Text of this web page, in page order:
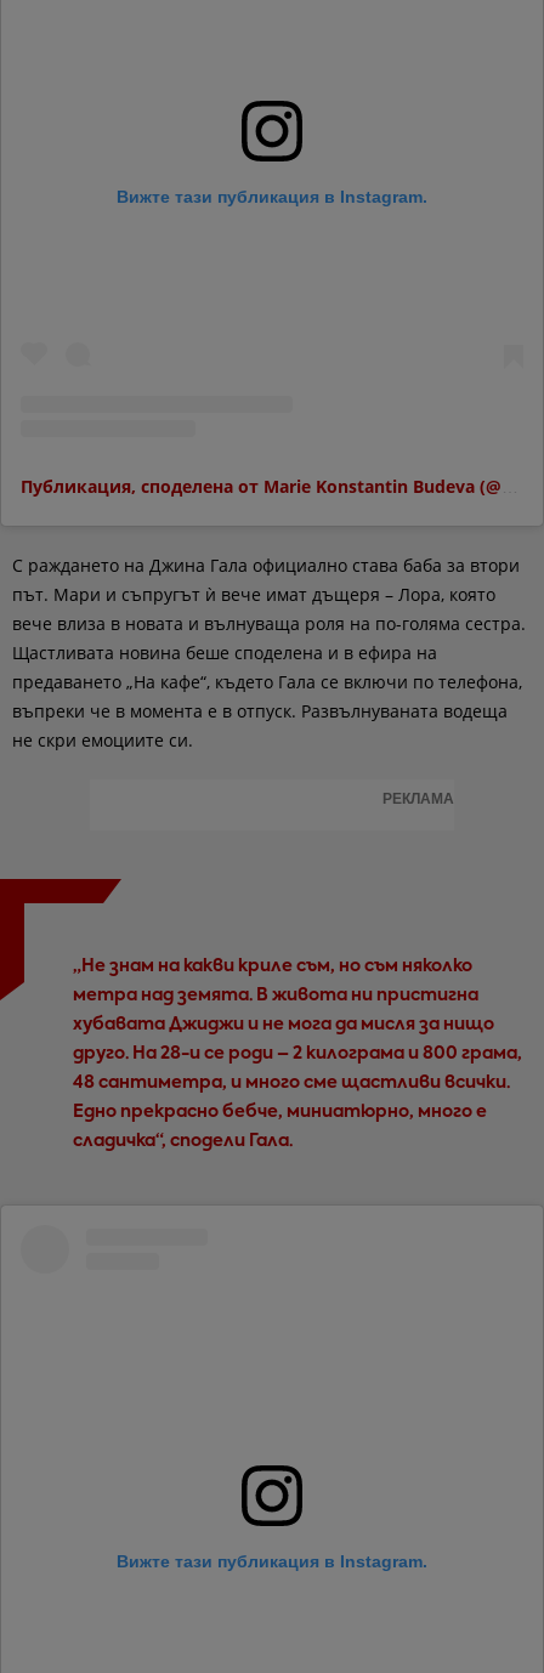
Вижте тази публикация в Instagram.
Публикация, споделена от Marie Konstantin Budeva (@marie.konstantin)
С раждането на Джина Гала официално става баба за втори
път. Мари и съпругът ѝ вече имат дъщеря – Лора, която
вече влиза в новата и вълнуваща роля на по-голяма сестра.
Щастливата новина беше споделена и в ефира на
предаването „На кафе“, където Гала се включи по телефона,
въпреки че в момента е в отпуск. Развълнуваната водеща
не скри емоциите си.
РЕКЛАМА
„Не знам на какви криле съм, но съм няколко
метра над земята. В живота ни пристигна
хубавата Джиджи и не мога да мисля за нищо
друго. На 28-и се роди – 2 килограма и 800 грама,
48 сантиметра, и много сме щастливи всички.
Едно прекрасно бебче, миниатюрно, много е
сладичка“, сподели Гала.
Вижте тази публикация в Instagram.